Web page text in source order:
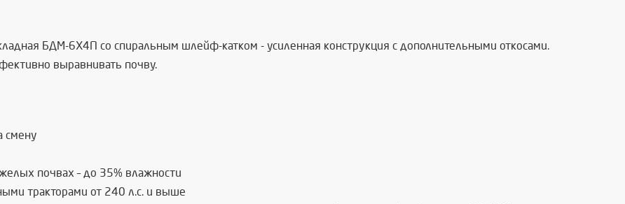
БДМ-6Х4П со спиральным шлейф-катком - усиленная конструкция с дополнительными откосами.
выравнивать почву.
смену
почвах – до 35% влажности
тракторами от 240 л.с. и выше